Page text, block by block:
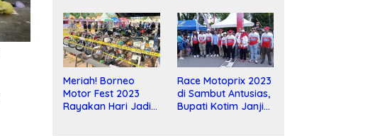
Meriah! Borneo
Motor Fest 2023
Rayakan Hari Jadi
Race Motoprix 2023
di Sambut Antusias,
Bupati Kotim Janji